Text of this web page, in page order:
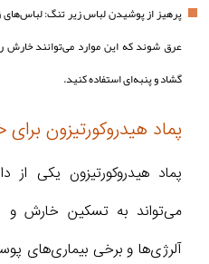
پرهیز از پوشیدن لباس زیر تنگ:
عرق شوند که این موارد می‌توانند خارش
گشاد و پنبه‌ای استفاده کنید.
پماد هیدروکورتیزون
پماد هیدروکورتیزون یکی
می‌تواند به تسکین خارش و
آلرژی‌ها و برخی بیماری‌های